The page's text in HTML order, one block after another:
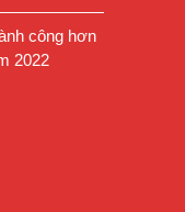
công hơn
2022